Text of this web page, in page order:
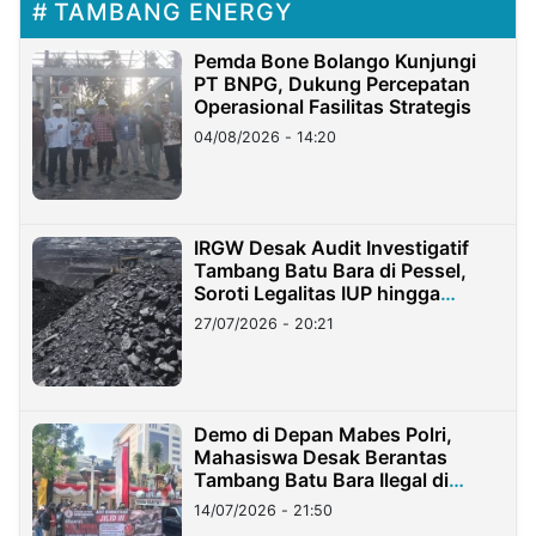
TAMBANG ENERGY
Pemda Bone Bolango Kunjungi
PT BNPG, Dukung Percepatan
Operasional Fasilitas Strategis
04/08/2026 - 14:20
IRGW Desak Audit Investigatif
Tambang Batu Bara di Pessel,
Soroti Legalitas IUP hingga
Stockpile
27/07/2026 - 20:21
Demo di Depan Mabes Polri,
Mahasiswa Desak Berantas
Tambang Batu Bara Ilegal di
Lampung
14/07/2026 - 21:50